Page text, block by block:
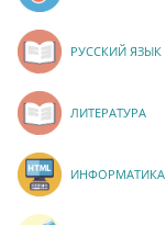
РУССКИЙ ЯЗЫК
ЛИТЕРАТУРА
ИНФОРМАТИКА